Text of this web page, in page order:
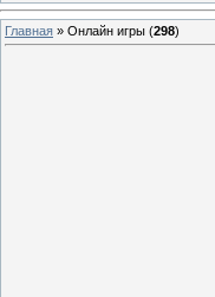
Главная » Онлайн игры (298)